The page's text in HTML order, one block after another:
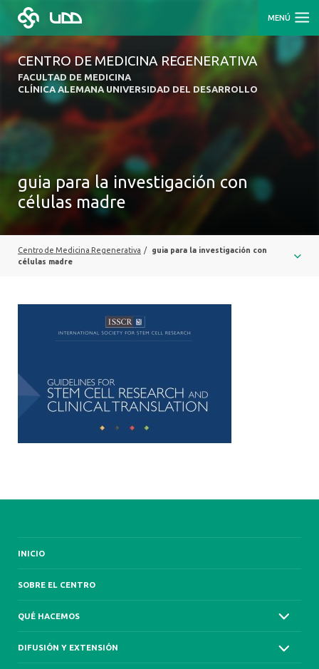
MENÚ
CENTRO DE MEDICINA REGENERATIVA
FACULTAD DE MEDICINA
CLÍNICA ALEMANA UNIVERSIDAD DEL DESARROLLO
guia para la investigación con
células madre
Centro de Medicina Regenerativa /
guia para la investigación con
células madre
INICIO
SOBRE EL CENTRO
QUÉ HACEMOS
DIFUSIÓN Y EXTENSIÓN